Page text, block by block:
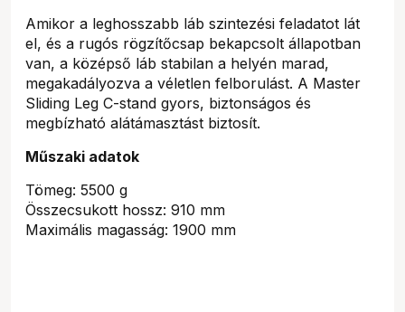
Amikor a leghosszabb láb szintezési feladatot lát
el, és a rugós rögzítőcsap bekapcsolt állapotban
van, a középső láb stabilan a helyén marad,
megakadályozva a véletlen felborulást. A Master
Sliding Leg C-stand gyors, biztonságos és
megbízható alátámasztást biztosít.
Műszaki adatok
Tömeg: 5500 g
Összecsukott hossz: 910 mm
Maximális magasság: 1900 mm